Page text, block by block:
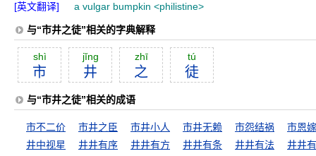
[英文翻译]
a vulgar bumpkin <philistine>
与“市井之徒”相关的字典解释
shì
市
jĭng
井
zhī
之
tú
徒
与“市井之徒”相关的成语
市不二价 市井之臣 市井小人 市井无赖 市怨结祸
市恩
井中视星
井井有序 井井有方 井井有条 井井有法
井井